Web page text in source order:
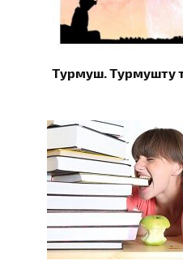
Турмуш. Турмушту